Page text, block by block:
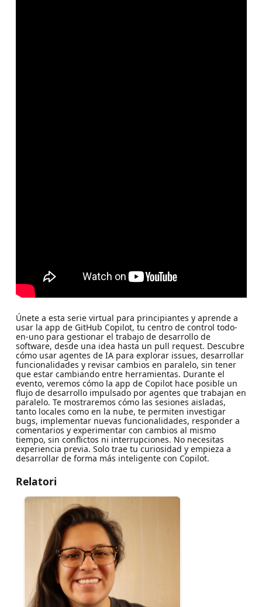
Únete a esta serie virtual para principiantes y aprende a
usar la app de GitHub Copilot, tu centro de control todo-
en-uno para gestionar el trabajo de desarrollo de
software, desde una idea hasta un pull request. Descubre
cómo usar agentes de IA para explorar issues, desarrollar
funcionalidades y revisar cambios en paralelo, sin tener
que estar cambiando entre herramientas. Durante el
evento, veremos cómo la app de Copilot hace posible un
flujo de desarrollo impulsado por agentes que trabajan en
paralelo. Te mostraremos cómo las sesiones aisladas,
tanto locales como en la nube, te permiten investigar
bugs, implementar nuevas funcionalidades, responder a
comentarios y experimentar con cambios al mismo
tiempo, sin conflictos ni interrupciones. No necesitas
experiencia previa. Solo trae tu curiosidad y empieza a
desarrollar de forma más inteligente con Copilot.
Relatori